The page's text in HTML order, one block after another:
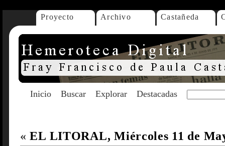
Proyecto Archivo Castañeda
Inicio Buscar Explorar Destacadas
« EL LITORAL, Miércoles 11 de